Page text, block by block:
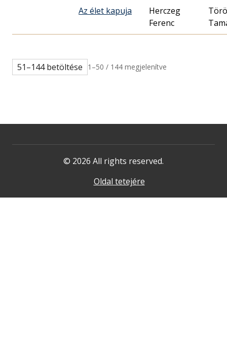
Az élet kapuja
Herczeg
Ferenc
51–144 betöltése 1–50 / 144 megjelenítve
© 2026 All rights reserved.
Oldal tetejére